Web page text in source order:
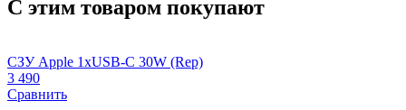
С этим товаром покупают
СЗУ Apple 1xUSB-C 30W (Rep)
3 490
Сравнить